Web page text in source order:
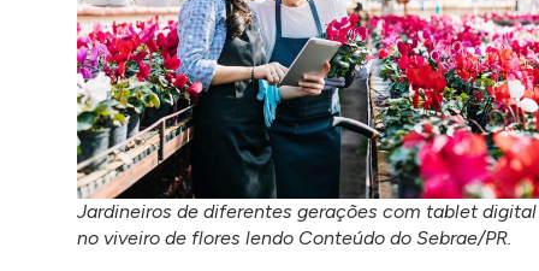
Jardineiros de diferentes gerações com tablet digital
no viveiro de flores lendo Conteúdo do Sebrae/PR.